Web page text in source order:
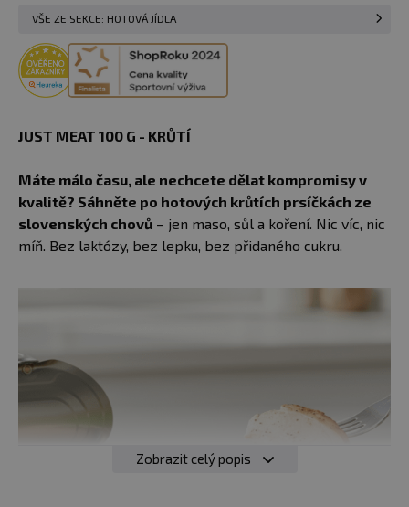
VŠE ZE SEKCE: HOTOVÁ JÍDLA
JUST MEAT 100 G - KRŮTÍ
Máte málo času, ale nechcete dělat kompromisy v
kvalitě? Sáhněte po hotových krůtích prsíčkách ze
slovenských chovů – jen maso, sůl a koření. Nic víc, nic
míň. Bez laktózy, bez lepku, bez přidaného cukru.
Zobrazit celý popis